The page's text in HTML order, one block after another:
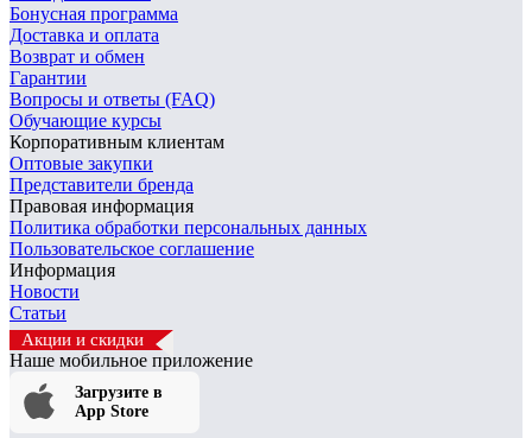
Бонусная программа
Доставка и оплата
Возврат и обмен
Гарантии
Вопросы и ответы (FAQ)
Обучающие курсы
Корпоративным клиентам
Оптовые закупки
Представители бренда
Правовая информация
Политика обработки персональных данных
Пользовательское соглашение
Информация
Новости
Статьи
Акции и скидки
Наше мобильное приложение
Загрузите в
App Store